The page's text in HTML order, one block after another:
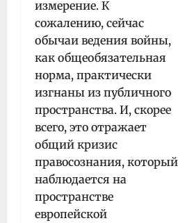
измерение. К
сожалению, сейчас
обычаи ведения войны,
как общеобязательная
норма, практически
изгнаны из публичного
пространства. И, скорее
всего, это отражает
общий кризис
правосознания, который
наблюдается на
пространстве
европейской